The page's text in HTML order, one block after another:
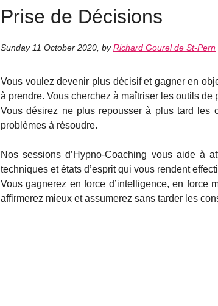
Prise de Décisions
Sunday 11 October 2020 byRichard Gourel de St-Pern
Vous voulez devenir plus décisif et gagner en
à prendre. Vous cherchez à maîtriser les outils de
Vous désirez ne plus repousser à plus tard les
problèmes à résoudre.
Nos sessions d’Hypno-Coaching vous aide à
techniques et états d’esprit qui vous rendent
Vous gagnerez en force d’intelligence, en force
affirmerez mieux et assumerez sans tarder les